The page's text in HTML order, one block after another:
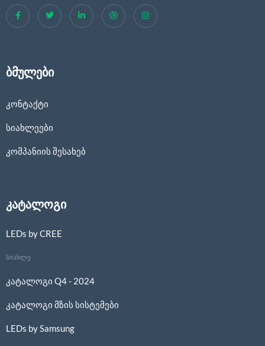
ბმულები
კონტაქტი
სიახლეები
კომპანიის შესახებ
კატალოგი
LEDs by CREE
სიახლე
კატალოგი Q4 - 2024
კატალოგი მზის სისტემები
LEDs by Samsung